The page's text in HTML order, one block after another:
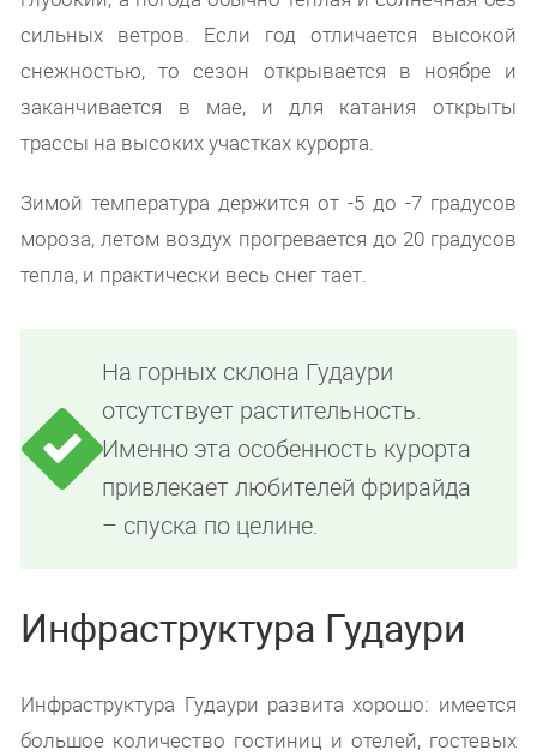
сильных ветров. Если год отличается высокой
снежностью, то сезон открывается в ноябре и
заканчивается в мае, и для катания открыты
трассы на высоких участках курорта.
Зимой температура держится от -5 до -7 градусов
мороза, летом воздух прогревается до 20 градусов
тепла, и практически весь снег тает.
На горных склона Гудаури
отсутствует растительность.
Именно эта особенность курорта
привлекает любителей фрирайда
– спуска по целине.
Инфраструктура Гудаури
Инфраструктура Гудаури развита хорошо: имеется
большое количество гостиниц и отелей, гостевых